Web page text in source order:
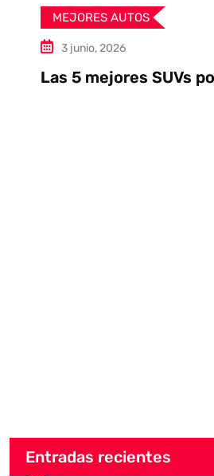
MEJORES AUTOS
3 junio, 2026
Las 5 mejores SUVs por
Entradas recientes